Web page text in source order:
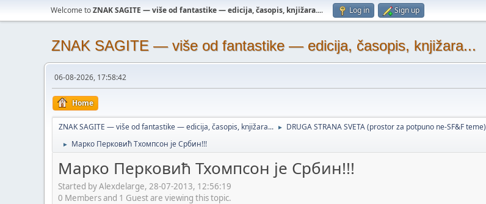
Welcome toZNAK SAGITE — više od fantastike — edicija, časopis, knjižara.... Log in Sign up
ZNAK SAGITE — više od fantastike — edicija, časopis, knjižara...
06-08-2026, 17:58:42
Home
ZNAK SAGITE — više od fantastike — edicija, časopis, knjižara... ► DRUGA STRANA SVETA (prostor za potpuno ne-SF&F teme)
► Марко Перковић Тхомпсон је Србин!!!
Марко Перковић Тхомпсон је Србин!!!
Started by Alexdelarge, 28-07-2013, 12:56:19
0 Members and 1 Guest are viewing this topic.